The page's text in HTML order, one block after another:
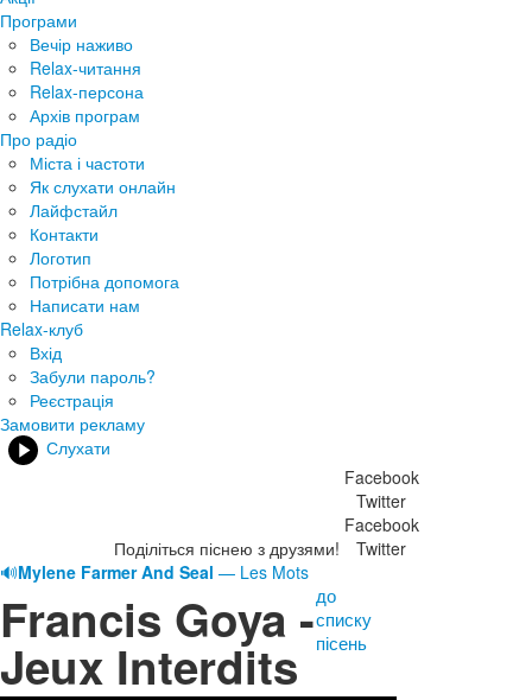
Програми
Вечір наживо
Relax-читання
Relax-персона
Архів програм
Про радіо
Міста і частоти
Як слухати онлайн
Лайфстайл
Контакти
Логотип
Потрібна допомога
Написати нам
Relax-клуб
Вхід
Забули пароль?
Реєстрація
Замовити рекламу
Слухати
Поділіться піснею з друзями!
Facebook
Twitter
Facebook
Twitter
🔊Mylene Farmer And Seal — Les Mots
Francis Goya -
Jeux Interdits
до
списку
пісень